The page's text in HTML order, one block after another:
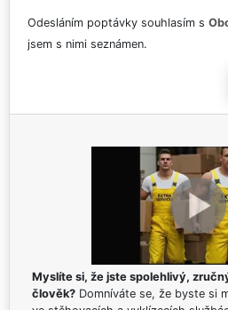
Odesláním poptávky souhlasím s
jsem s nimi seznámen.
Myslíte si, že jste spolehlivý,
člověk? Domníváte se, že byste si